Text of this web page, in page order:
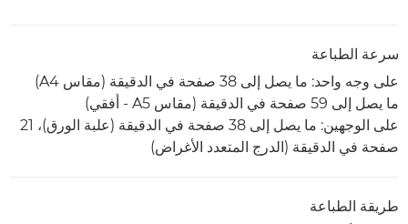
سرعة الطباعة
على وجه واحد: ما يصل إلى 38 صفحة في الدقيقة (مقاس A4)
ما يصل إلى 59 صفحة في الدقيقة (مقاس A5 - أفقي)
على الوجهين: ما يصل إلى 38 صفحة في الدقيقة (علبة الورق)، 21
صفحة في الدقيقة (الدرج المتعدد الأغراض)
طريقة الطباعة